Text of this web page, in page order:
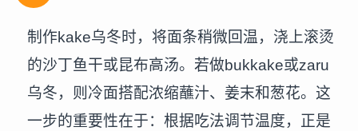
制作kake乌冬时，将面条稍微回温，浇上滚烫
的沙丁鱼干或昆布高汤。若做bukkake或zaru
乌冬，则冷面搭配浓缩蘸汁、姜末和葱花。这
一步的重要性在于：根据吃法调节温度，正是